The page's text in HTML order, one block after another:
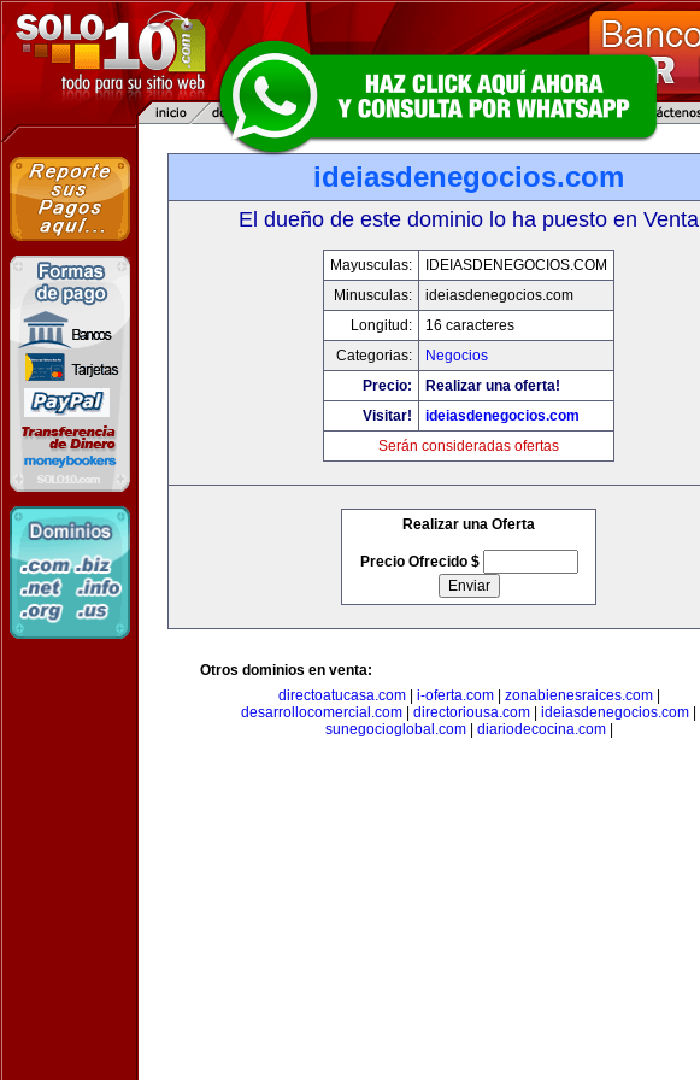
ideiasdenegocios.com
El dueño de este dominio lo ha puesto en Venta
Mayusculas:
IDEIASDENEGOCIOS.COM
Minusculas:
ideiasdenegocios.com
Longitud:
16 caracteres
Categorias:
Negocios
Precio:
Realizar una oferta!
Visitar!
ideiasdenegocios.com
Serán consideradas ofertas
Realizar una Oferta
Precio Ofrecido $
Otros dominios en venta:
directoatucasa.com| i-oferta.com| zonabienesraices.com|
desarrollocomercial.com
directoriousa.com ideiasdenegocios.com
sunegocioglobal.com| diariodecocina.com|